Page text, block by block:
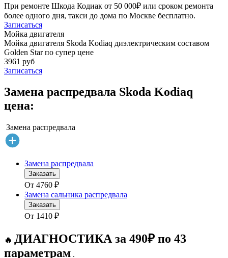
При ремонте Шкода Кодиак от 50 000₽ или сроком ремонта
более одного дня, такси до дома по Москве бесплатно.
Записаться
Мойка двигателя
Мойка двигателя Skoda Kodiaq диэлектрическим составом
Golden Star по супер цене
3961 руб
Записаться
Замена распредвала Skoda Kodiaq
цена:
Замена распредвала
Замена распредвала
Заказать
От 4760 ₽
Замена сальника распредвала
Заказать
От 1410 ₽
🔥 ДИАГНОСТИКА за 490₽ по 43
параметрам .